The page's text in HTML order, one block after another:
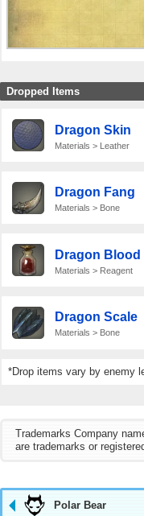
Dropped Items
Dragon Skin
Materials > Leather
Dragon Fang
Materials > Bone
Dragon Blood
Materials > Reagent
Dragon Scale
Materials > Bone
*Drop items vary by enemy
Trademarks Company
are trademarks or
Polar Bear